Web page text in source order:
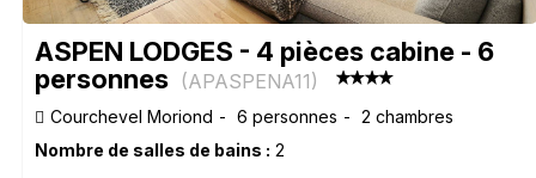
ASPEN LODGES - 4 pièces cabine - 6
personnes (APASPENA11)
Courchevel Moriond 6 personnes
2 chambres
Nombre de salles de bains : 2